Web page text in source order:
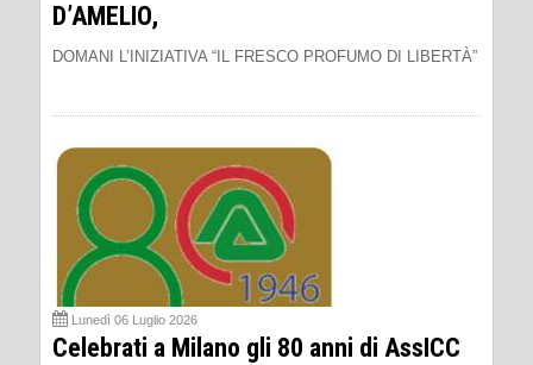
D’AMELIO,
DOMANI L’INIZIATIVA “IL FRESCO PROFUMO DI LIBERTÀ”
Lunedì 06 Luglio 2026
Celebrati a Milano gli 80 anni di AssICC